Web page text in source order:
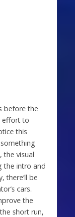
before the
effort to
this
the visual
the intro and
there’ll be
cars.
the
short run,